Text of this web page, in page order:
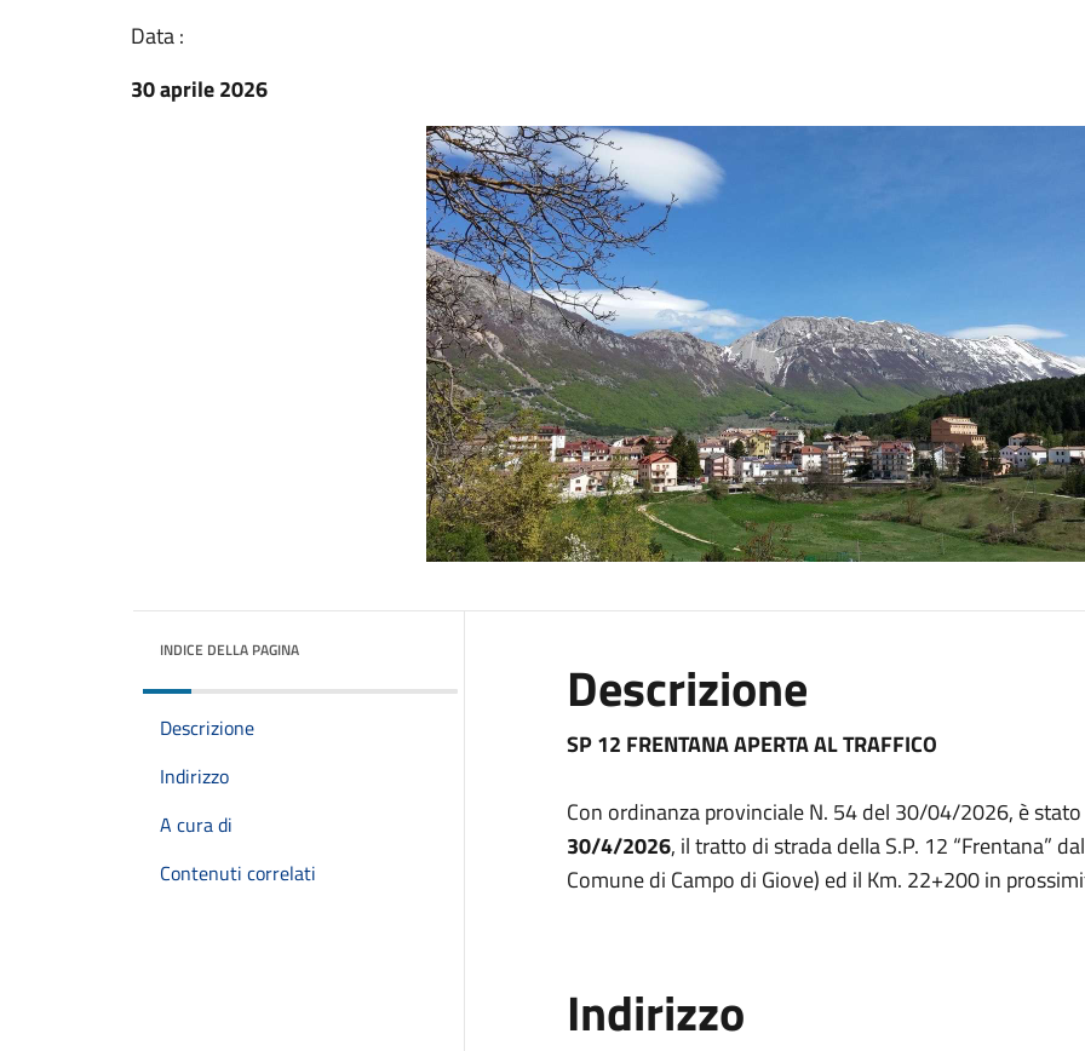
Data :
30 aprile 2026
INDICE DELLA PAGINA
Descrizione
Indirizzo
A cura di
Contenuti correlati
Descrizione
SP 12 FRENTANA APERTA AL TRAFFICO
Con ordinanza provinciale N. 54 del 30/04/2026, è
30/4/2026, il tratto di strada della S.P. 12 “Frentana”
Comune di Campo di Giove) ed il Km. 22+200 in
Indirizzo